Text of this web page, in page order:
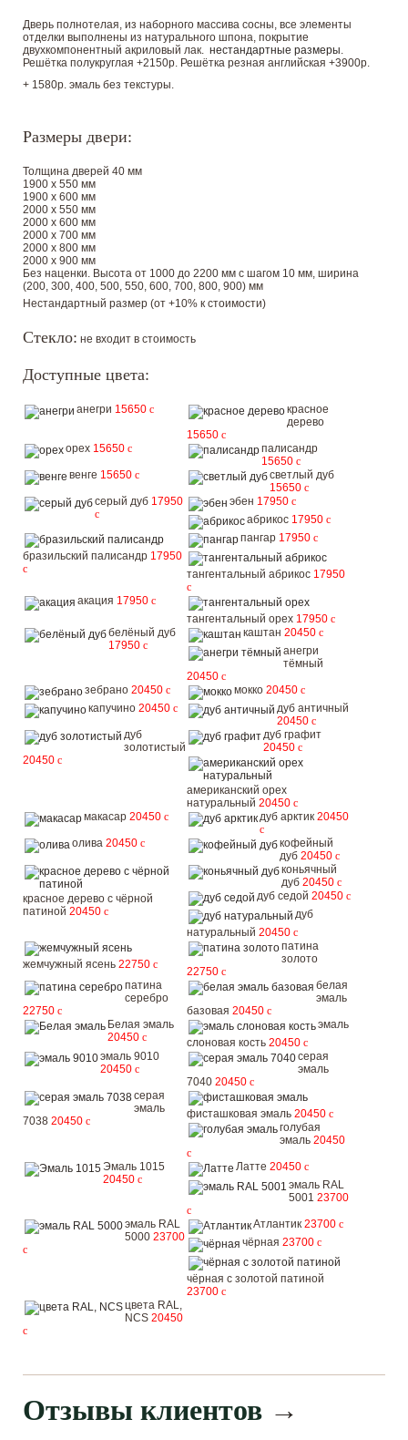
Дверь полнотелая, из наборного массива сосны, все элементы
отделки выполнены из натурального шпона, покрытие
двухкомпонентный акриловый лак. нестандартные размеры.
Решётка полукруглая +2150р. Решётка резная английская +3900р.
+ 1580р. эмаль без текстуры.
Размеры двери:
Толщина дверей 40 мм
1900 х 550 мм
1900 х 600 мм
2000 х 550 мм
2000 х 600 мм
2000 х 700 мм
2000 х 800 мм
2000 х 900 мм
Без наценки. Высота от 1000 до 2200 мм с шагом 10 мм, ширина
(200, 300, 400, 500, 550, 600, 700, 800, 900) мм
Нестандартный размер (от +10% к стоимости)
Стекло: не входит в стоимость
Доступные цвета:
анегри 15650 c
красное
дерево
15650 c
орех 15650 c
палисандр
15650 c
венге 15650 c
светлый дуб
15650 c
серый дуб 17950
c
эбен 17950 c
абрикос 17950 c
бразильский палисандр 17950
c
пангар 17950 c
тангентальный абрикос 17950
c
акация 17950 c
тангентальный орех 17950 c
белёный дуб
17950 c
каштан 20450 c
анегри
тёмный
20450 c
зебрано 20450 c мокко 20450 c
капучино 20450 c
дуб античный
20450 c
дуб
золотистый
20450 c
дуб графит
20450 c
американский орех
натуральный 20450 c
макасар 20450 c дуб арктик 20450
c
олива 20450 c
кофейный
дуб 20450 c
красное дерево с чёрной
патиной 20450 c
коньячный
дуб 20450 c
дуб седой 20450 c
дуб
натуральный 20450 c
жемчужный ясень 22750 c
патина
золото
22750 c
патина
серебро
22750 c
белая
эмаль
базовая 20450 c
Белая эмаль
20450 c
эмаль
слоновая кость 20450 c
эмаль 9010
20450 c
серая
эмаль
7040 20450 c
серая
эмаль
7038 20450 c
фисташковая эмаль 20450 c
голубая
эмаль 20450
c
Эмаль 1015
20450 c
Латте 20450 c
эмаль RAL
5001 23700
c
эмаль RAL
5000 23700
c
Атлантик 23700 c
чёрная 23700 c
чёрная с золотой патиной
23700 c
цвета RAL,
NCS 20450
c
Отзывы клиентов →